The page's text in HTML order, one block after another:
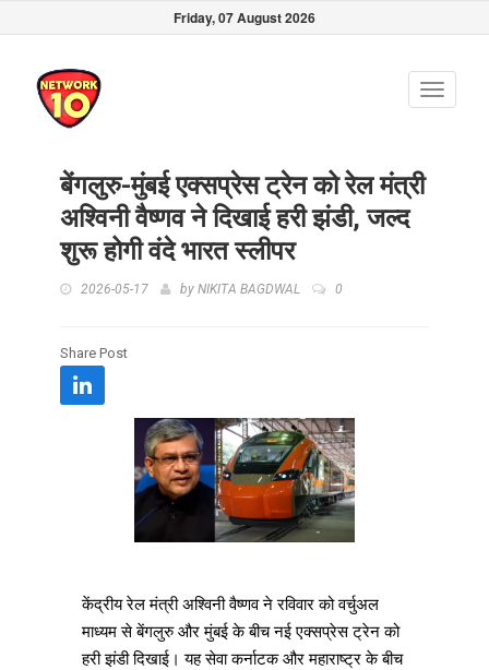
Friday, 07 August 2026
Toggle
बेंगलुरु-मुंबई एक्सप्रेस ट्रेन को रेल मंत्री
अश्विनी वैष्णव ने दिखाई हरी झंडी, जल्द
शुरू होगी वंदे भारत स्लीपर
2026-05-17 by NIKITA BAGDWAL 0
Share Post
केंद्रीय रेल मंत्री अश्विनी वैष्णव ने रविवार को वर्चुअल
माध्यम से बेंगलुरु और मुंबई के बीच नई एक्सप्रेस ट्रेन को
हरी झंडी दिखाई। यह सेवा कर्नाटक और महाराष्ट्र के बीच